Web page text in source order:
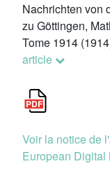
Nachrichten von
zu Göttingen,
Tome 1914
article
Voir la notice de
European Digital